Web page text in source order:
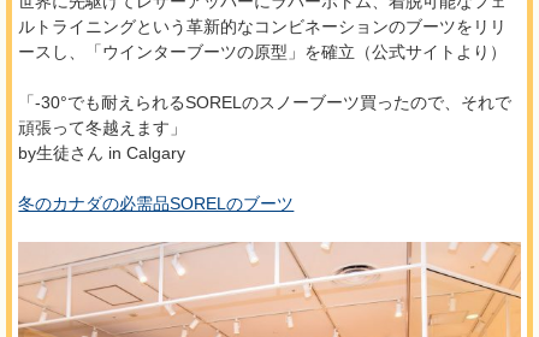
ルトライニングという革新的なコンビネーションのブーツをリリ
ースし、「ウインターブーツの原型」を確立（公式サイトより）
「-30°でも耐えられるSORELのスノーブーツ買ったので、それで
頑張って冬越えます」
by生徒さん in Calgary
冬のカナダの必需品SORELのブーツ